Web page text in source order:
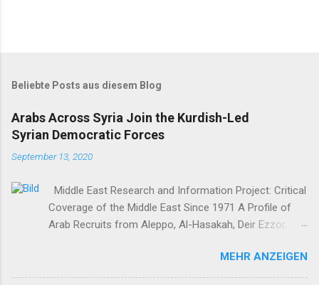
Beliebte Posts aus diesem Blog
Arabs Across Syria Join the Kurdish-Led
Syrian Democratic Forces
September 13, 2020
Middle East Research and Information Project: Critical
Coverage of the Middle East Since 1971 A Profile of
Arab Recruits from Aleppo, Al-Hasakah, Deir Ezzor,
Austin Holmes In: 295 (Summer 2020) I n 2012, as the
so-called Arab Spring protests in Damascus and
MEHR ANZEIGEN